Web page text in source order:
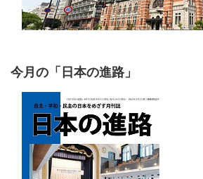
今月の「日本の進路」